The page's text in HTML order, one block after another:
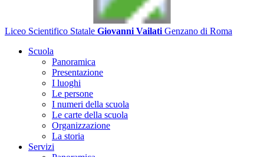
Liceo Scientifico Statale Giovanni Vailati Genzano di Roma
Scuola
Panoramica
Presentazione
I luoghi
Le persone
I numeri della scuola
Le carte della scuola
Organizzazione
La storia
Servizi